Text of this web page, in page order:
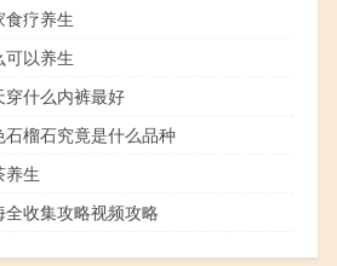
食疗养生
可以养生
穿什么内裤最好
石榴石究竟是什么品种
养生
全收集攻略视频攻略